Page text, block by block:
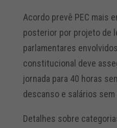
Acordo prevê PEC mais
posterior por projeto de
parlamentares
constitucional deve
jornada para 40 horas
descanso e salários sem
Detalhes sobre